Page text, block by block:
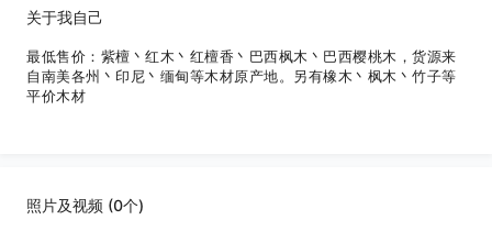
关于我自己
最低售价：紫檀丶红木丶红檀香丶巴西枫木丶巴西樱桃木，货源来
自南美各州丶印尼丶缅甸等木材原产地。另有橡木丶枫木丶竹子等
平价木材
照片及视频 (0个)